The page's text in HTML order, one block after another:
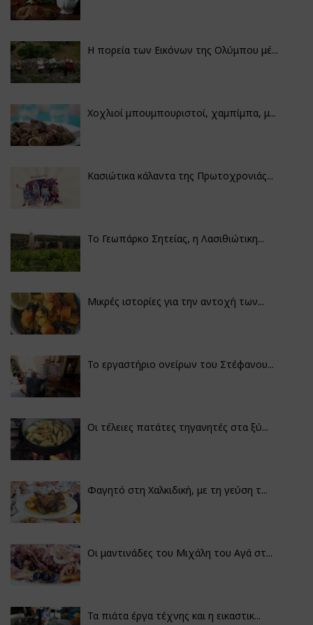
Η πορεία των Εικόνων της Ολύμπου μέ...
Χοχλιοί μπουμπουριστοί, χαμπίμπα, μ...
Κασιώτικα κάλαντα της Πρωτοχρονιάς...
Το Γεωπάρκο Σητείας, η Λασιθιώτικη...
Μικρές ιστορίες για την αντοχή των...
Το εργαστήριο ονείρων του Στέφανου...
Οι τέλειες πατάτες τηγανητές στα ξύ...
Φαγητό στη Χαλκιδική, με τη γεύση τ...
Οι μαντινάδες του Μιχάλη του Αγά στ...
Τα πιάτα έργα τέχνης και η εικαστικ...